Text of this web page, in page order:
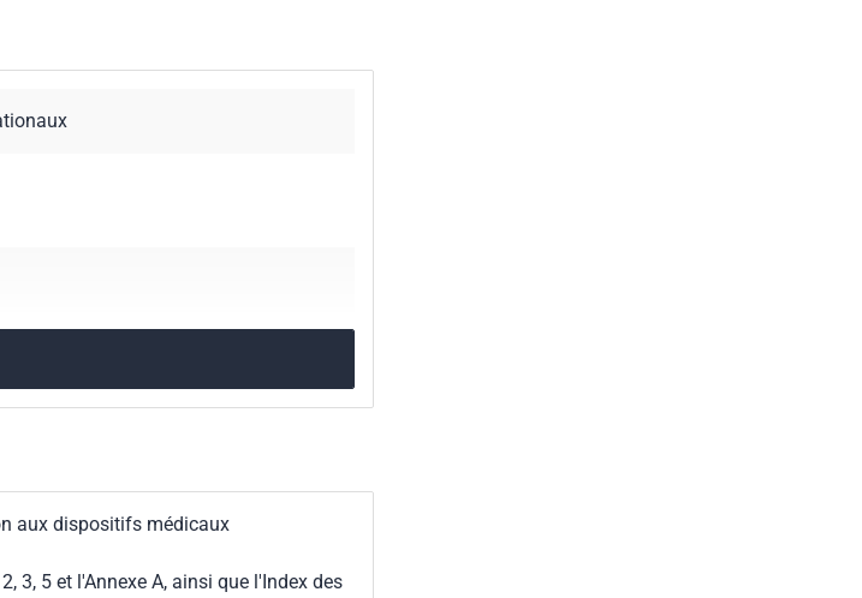
aux dispositifs médicaux
3, 5 et l'Annexe A, ainsi que l'Index des